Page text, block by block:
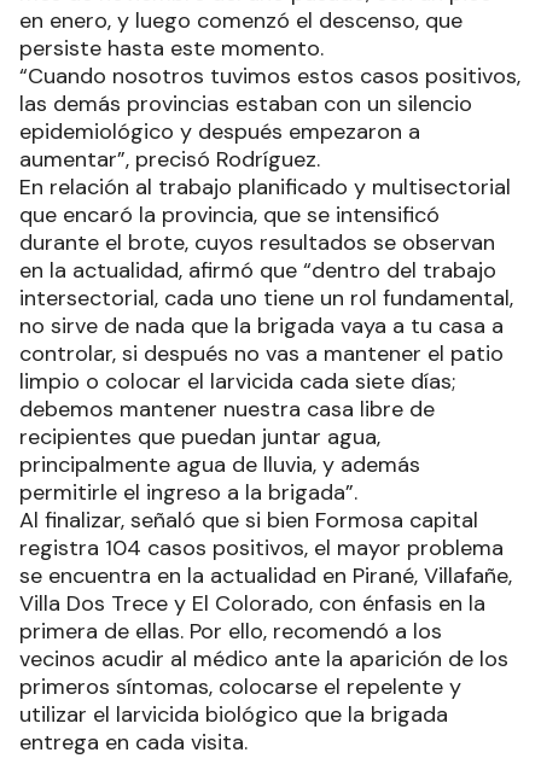
en enero, y luego comenzó el descenso, que
persiste hasta este momento.
“Cuando nosotros tuvimos estos casos positivos,
las demás provincias estaban con un silencio
epidemiológico y después empezaron a
aumentar”, precisó Rodríguez.
En relación al trabajo planificado y multisectorial
que encaró la provincia, que se intensificó
durante el brote, cuyos resultados se observan
en la actualidad, afirmó que “dentro del trabajo
intersectorial, cada uno tiene un rol fundamental,
no sirve de nada que la brigada vaya a tu casa a
controlar, si después no vas a mantener el patio
limpio o colocar el larvicida cada siete días;
debemos mantener nuestra casa libre de
recipientes que puedan juntar agua,
principalmente agua de lluvia, y además
permitirle el ingreso a la brigada”.
Al finalizar, señaló que si bien Formosa capital
registra 104 casos positivos, el mayor problema
se encuentra en la actualidad en Pirané, Villafañe,
Villa Dos Trece y El Colorado, con énfasis en la
primera de ellas. Por ello, recomendó a los
vecinos acudir al médico ante la aparición de los
primeros síntomas, colocarse el repelente y
utilizar el larvicida biológico que la brigada
entrega en cada visita.